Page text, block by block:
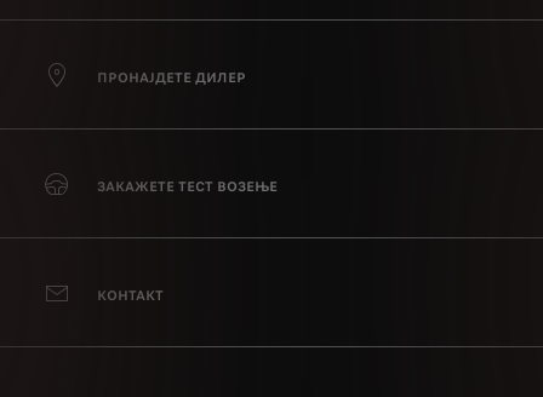
ПРОНАЈДЕТЕ ДИЛЕР
ЗАКАЖЕТЕ ТЕСТ ВОЗЕЊЕ
КОНТАКТ